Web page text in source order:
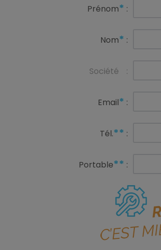
Prénom* :
Nom* :
Société :
Email* :
Tél.** :
Portable** :